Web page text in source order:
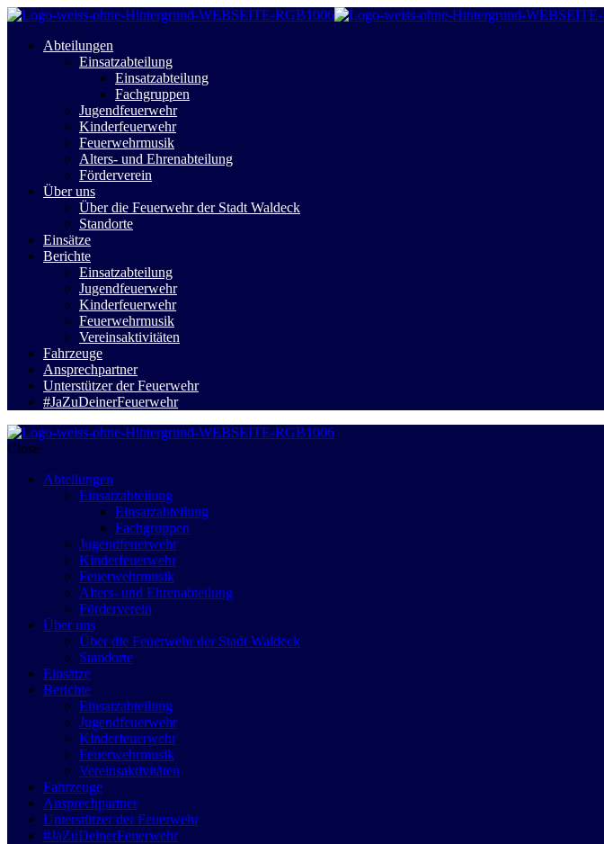
Abteilungen
Einsatzabteilung
Einsatzabteilung
Fachgruppen
Jugendfeuerwehr
Kinderfeuerwehr
Feuerwehrmusik
Alters- und Ehrenabteilung
Förderverein
Über uns
Über die Feuerwehr der Stadt Waldeck
Standorte
Einsätze
Berichte
Einsatzabteilung
Jugendfeuerwehr
Kinderfeuerwehr
Feuerwehrmusik
Vereinsaktivitäten
Fahrzeuge
Ansprechpartner
Unterstützer der Feuerwehr
#JaZuDeinerFeuerwehr
Close
Abteilungen
Einsatzabteilung
Einsatzabteilung
Fachgruppen
Jugendfeuerwehr
Kinderfeuerwehr
Feuerwehrmusik
Alters- und Ehrenabteilung
Förderverein
Über uns
Über die Feuerwehr der Stadt Waldeck
Standorte
Einsätze
Berichte
Einsatzabteilung
Jugendfeuerwehr
Kinderfeuerwehr
Feuerwehrmusik
Vereinsaktivitäten
Fahrzeuge
Ansprechpartner
Unterstützer der Feuerwehr
#JaZuDeinerFeuerwehr